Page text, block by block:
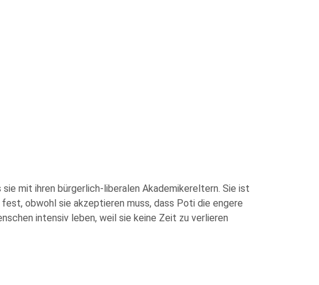
mit ihren bürgerlich-liberalen Akademikereltern. Sie ist
obwohl sie akzeptieren muss, dass Poti die engere
intensiv leben, weil sie keine Zeit zu verlieren